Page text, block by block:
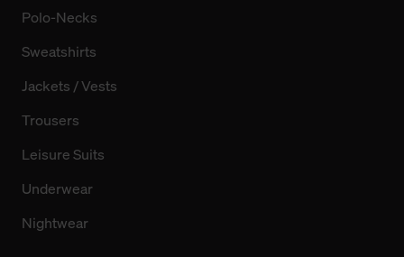
Polo-Necks
Sweatshirts
Jackets / Vests
Trousers
Leisure Suits
Underwear
Nightwear